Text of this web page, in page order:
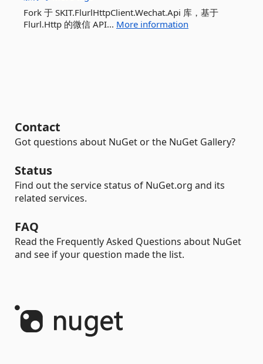
Fork 于 SKIT.FlurlHttpClient.Wechat.Api 库，基于
Flurl.Http 的微信 API... More information
Contact
Got questions about NuGet or the NuGet Gallery?
Status
Find out the service status of NuGet.org and its
related services.
FAQ
Read the Frequently Asked Questions about NuGet
and see if your question made the list.